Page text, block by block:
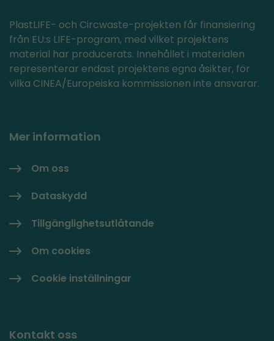
PlastLIFE- och Circwaste-projekten får finansiering
från EU:s LIFE-program, med vilket projektens
material har producerats. Innehållet i materialen
representerar endast projektens egna åsikter, för
vilka CINEA/Europeiska kommissionen inte ansvarar.
Mer information
Om oss
Dataskydd
Tillgänglighetsutlåtande
Om cookies
Cookie inställningar
Kontakt oss